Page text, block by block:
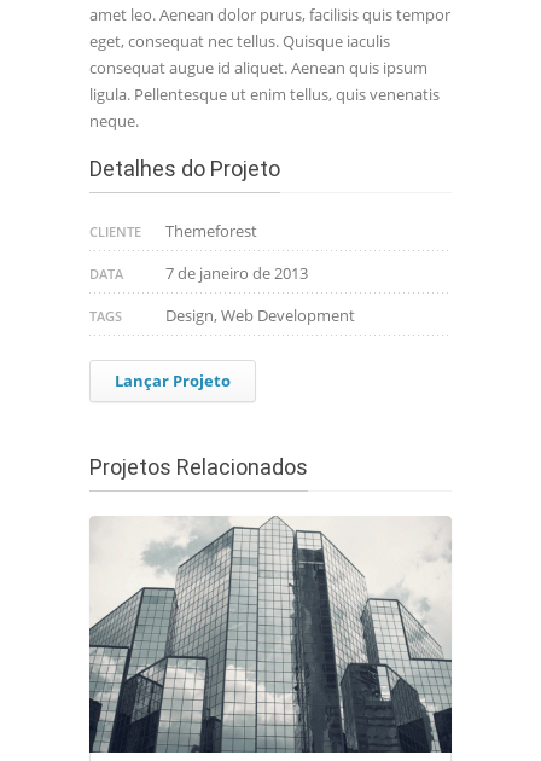
amet leo. Aenean dolor purus, facilisis quis tempor
eget, consequat nec tellus. Quisque iaculis
consequat augue id aliquet. Aenean quis ipsum
ligula. Pellentesque ut enim tellus, quis venenatis
neque.
Detalhes do Projeto
CLIENTE Themeforest
DATA 7 de janeiro de 2013
TAGS Design, Web Development
Lançar Projeto
Projetos Relacionados